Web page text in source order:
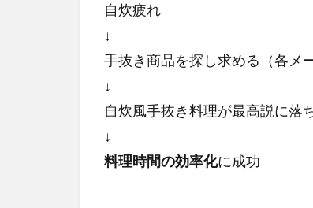
「一
穫
に
【ア
フタ
自炊疲れ
↓
手抜き商品を探し求める（各メ
↓
自炊風手抜き料理が最高説に落
↓
料理時間の効率化に成功